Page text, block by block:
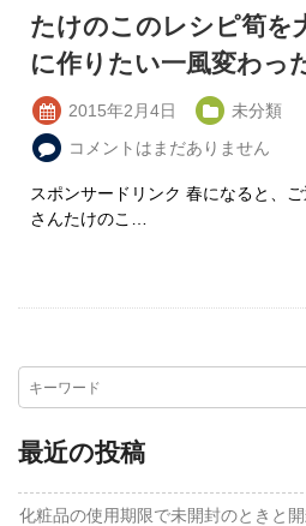
たけのこのレシピ筍を
に作りたい一風変わっ
2015年2月4日
未分類
コメントはまだありません
スポンサードリンク 春になると、
さんたけのこ…
最近の投稿
化粧品の使用期限で未開封のときと